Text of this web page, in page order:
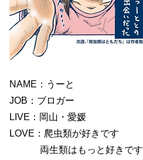
NAME：うーと
JOB：ブロガー
LIVE：岡山・愛媛
LOVE：爬虫類が好きです
両生類はもっと好きです